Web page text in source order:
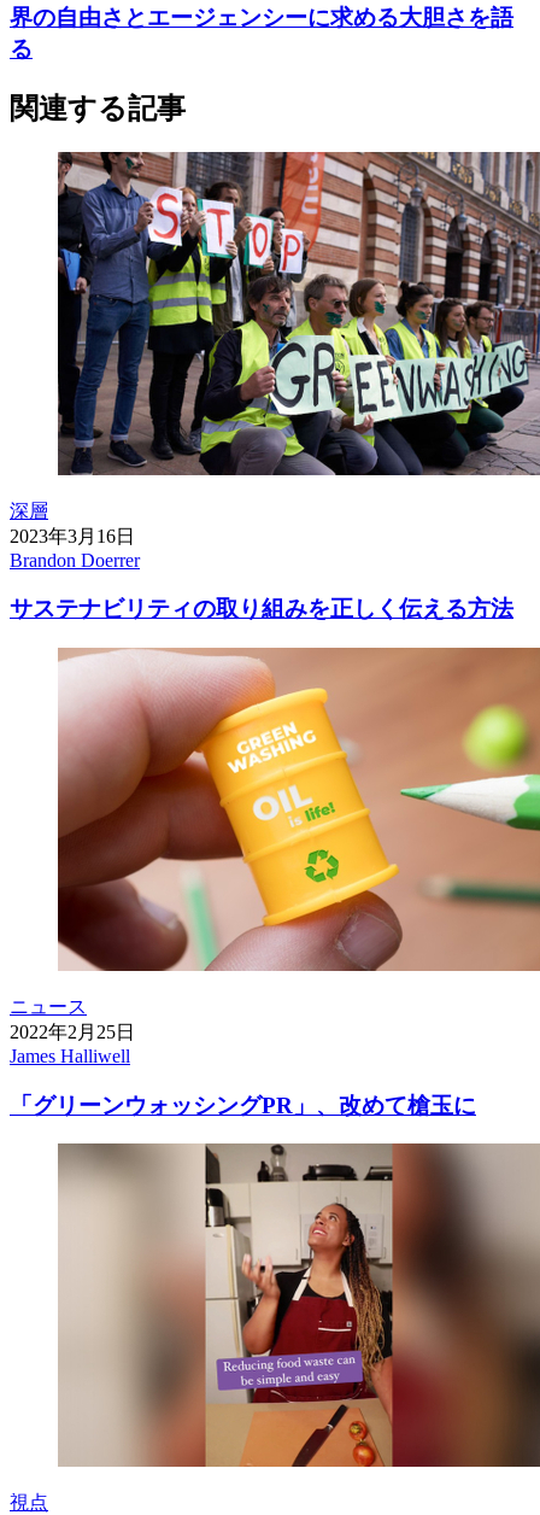
界の自由さとエージェンシーに求める大胆さを語
る
関連する記事
深層
2023年3月16日
Brandon Doerrer
サステナビリティの取り組みを正しく伝える方法
ニュース
2022年2月25日
James Halliwell
「グリーンウォッシングPR」、改めて槍玉に
視点